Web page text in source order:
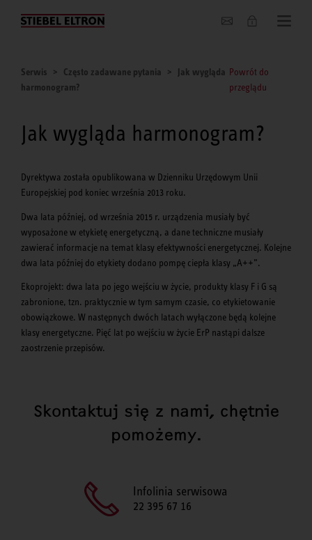
O nas
Serwis Często zadawane pytania
Jak wygląda
harmonogram?
Powrót do
przeglądu
Jak wygląda harmonogram?
Dyrektywa została opublikowana w Dzienniku Urzędowym Unii
Europejskiej pod koniec września 2013 roku.
Dwa lata później, od września 2015 r. urządzenia musiały być
wyposażone w etykietę energetyczną, a dane techniczne musiały
zawierać informacje na temat klasy efektywności energetycznej. Kolejne
dwa lata później do etykiety dodano pompę ciepła klasy „A++”.
Ekoprojekt: dwa lata po jego wejściu w życie, produkty klasy F i G są
zabronione, tzn. praktycznie w tym samym czasie, co etykietowanie
obowiązkowe. W następnych dwóch latach wyłączone będą kolejne
klasy energetyczne. Pięć lat po wejściu w życie ErP nastąpi dalsze
zaostrzenie przepisów.
Skontaktuj się z nami, chętnie
pomożemy.
Infolinia serwisowa
22 395 67 16